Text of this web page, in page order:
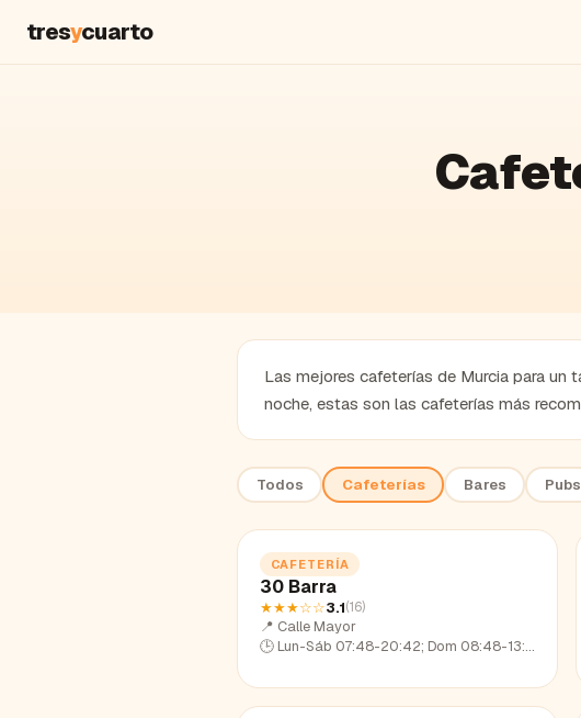
tresycuarto
Las mejores cafeterías de Murcia para un
noche, estas son las cafeterías más
Todos Cafeterías Bares Pubs
CAFETERÍA
30 Barra
★★★☆☆3.1(16)
📍 Calle Mayor
🕒 Lun-Sáb 07:48-20:42; Dom 08:48-13:48